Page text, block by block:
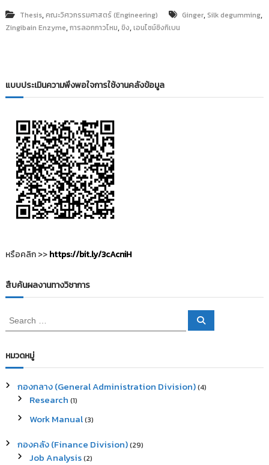
p
o
o
y
ค
ลั
ง
ข้
อ
มู
ง
น
วิ
ย
ม
ง
บุ
รี
Thesis,คณะวิศวกรรมศาสตร์ (Engineering) Ginger, Silk degumming,
Zingibain Enzyme,การลอกกาวไหม,ขิง,เอนไซม์ซิงกิเบน
แบบประเมินความพึงพอใจการใช้งานคลังข้อมูล
หรือคลิก >>https://bit.ly/3cAcniH
สืบค้นผลงานทางวิชาการ
e
r
c
f
S
หมวดหมู่
กองกลาง (General Administration Division)(4)
Research (1)
Work Manual(3)
กองคลัง (Finance Division)(29)
Job Analysis(2)